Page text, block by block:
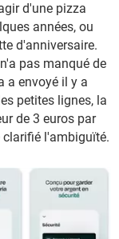
d'une pizza
années, ou
d'anniversaire.
pas manqué de
a envoyé il y a
petites lignes, la
de 3 euros par
l'ambiguïté.